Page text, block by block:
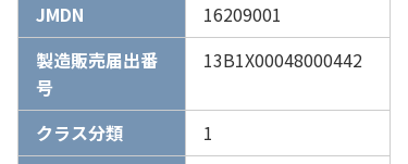
JMDN
16209001
製造販売届出番
号
13B1X00048000442
クラス分類
1